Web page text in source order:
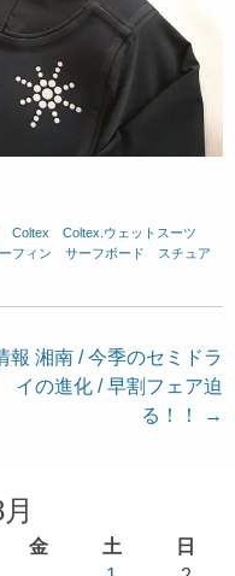
Coltex Coltex.ウェットスーツ
フィン サーフボード
スチュア
報 湘南 / 今季のセミドラ
イの進化 / 早割フェア迫
る！！
→
金 土
日